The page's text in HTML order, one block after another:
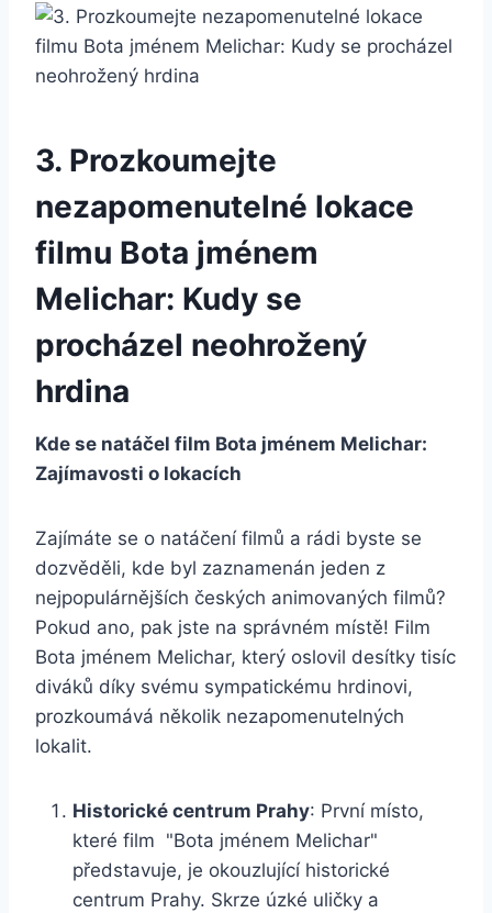
3. Prozkoumejte
nezapomenutelné ‌lokace
filmu Bota ‍jménem
Melichar: Kudy se
procházel neohrožený ​
hrdina
Kde ​se natáčel film Bota jménem Melichar:
Zajímavosti o lokacích
Zajímáte se o natáčení filmů a rádi byste se
dozvěděli, kde byl zaznamenán jeden ⁢z
nejpopulárnějších českých animovaných filmů?
Pokud ano, ⁤pak‌ jste ​na správném místě! ⁤Film
Bota jménem Melichar, který oslovil desítky tisíc
diváků ​díky svému⁣ sympatickému hrdinovi,
prozkoumává několik nezapomenutelných⁤
lokalit.
Historické centrum Prahy: ⁣První místo,
⁤které film ‍ "Bota jménem Melichar"
představuje, je⁣ okouzlující historické
centrum Prahy. Skrze úzké uličky ⁣a